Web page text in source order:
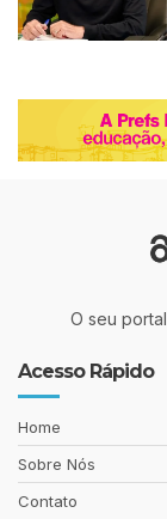
O seu
Acesso Rápido
Home
Sobre Nós
Contato